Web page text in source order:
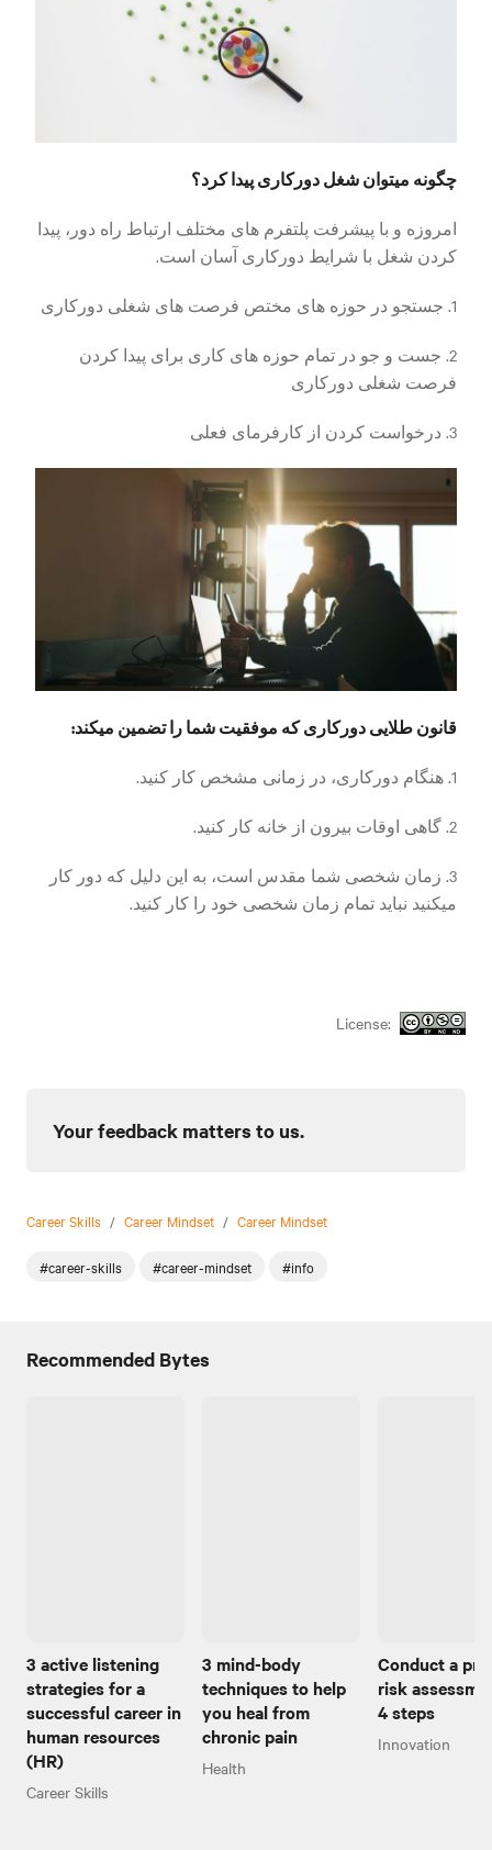
چگونه میتوان شغل دورکاری پیدا کرد؟
امروزه و با پیشرفت پلتفرم های مختلف ارتباط راه دور، پیدا
کردن شغل با شرایط دورکاری آسان است.
1. جستجو در حوزه های مختص فرصت های شغلی دورکاری
2. جست و جو در تمام حوزه های کاری برای پیدا کردن
فرصت شغلی دورکاری
3. درخواست کردن از کارفرمای فعلی
قانون طلایی دورکاری که موفقیت شما را تضمین میکند:
1. هنگام دورکاری، در زمانی مشخص کار کنید.
2. گاهی اوقات بیرون از خانه کار کنید.
3. زمان شخصی شما مقدس است، به این دلیل که دور کار
میکنید نباید تمام زمان شخصی خود را کار کنید.
License:
Your feedback matters to us.
Career Skills / Career Mindset / Career Mindset
#career-skills #career-mindset #info
Recommended Bytes
3 active listening
strategies for a
successful career in
human resources
(HR)
Career Skills
3 mind-body
techniques to help
you heal from
chronic pain
Health
Conduct a
risk
4 steps
Innovation